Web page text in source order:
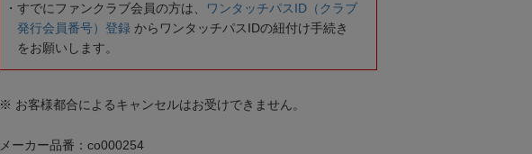
すでにファンクラブ会員の方は、
ワンタッチパスID（クラブ
発行会員番号）登録 からワンタッチパスIDの紐付け手続き
をお願いします。
※ お客様都合によるキャンセルはお受けできません。
メーカー品番：co000254